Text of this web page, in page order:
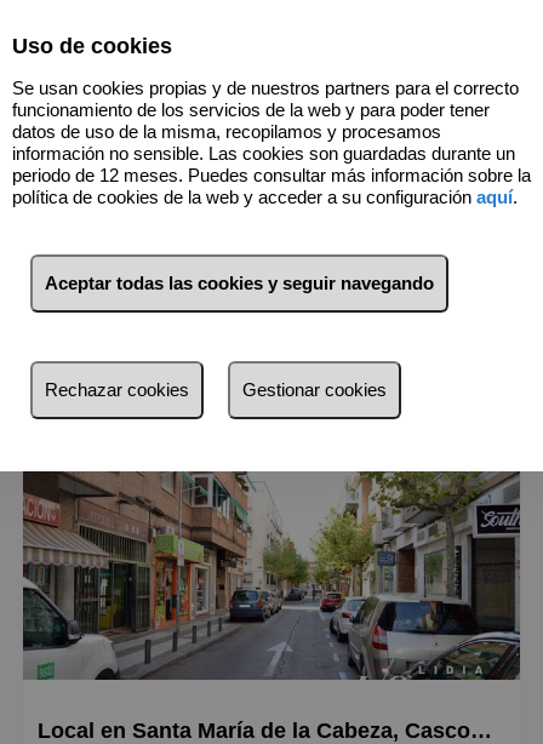
Filtros
más reciente
Baratos
Caros
Pequeños
Grandes
Local en Santa María de la Cabeza, Casco Antiguo
Uso de cookies
Se usan cookies propias y de nuestros partners para el correcto
funcionamiento de los servicios de la web y para poder tener
datos de uso de la misma, recopilamos y procesamos
información no sensible. Las cookies son guardadas durante un
periodo de 12 meses. Puedes consultar más información sobre la
política de cookies de la web y acceder a su configuración aquí.
Aceptar todas las cookies y seguir navegando
Rechazar cookies Gestionar cookies